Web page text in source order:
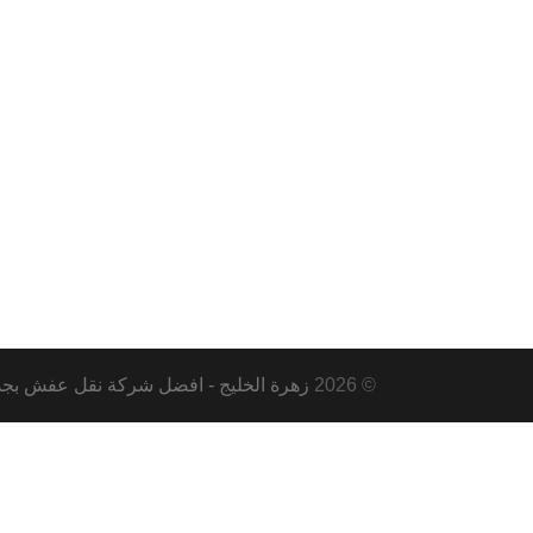
© 2026 زهرة الخليج - افضل شركة نقل عفش بجدة ومكة